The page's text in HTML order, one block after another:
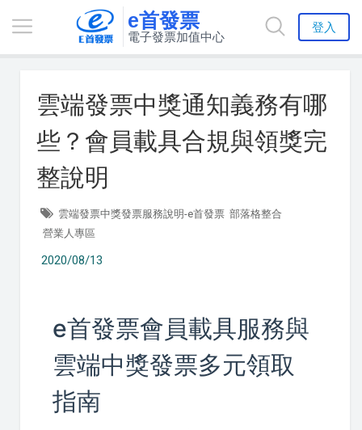
e首發票
電子發票加值中心
登入
雲端發票中獎通知義務有哪
些？會員載具合規與領獎完
整說明
雲端發票中獎發票服務說明-e首發票 部落格整合
營業人專區
2020/08/13
e首發票會員載具服務與
雲端中獎發票多元領取
指南